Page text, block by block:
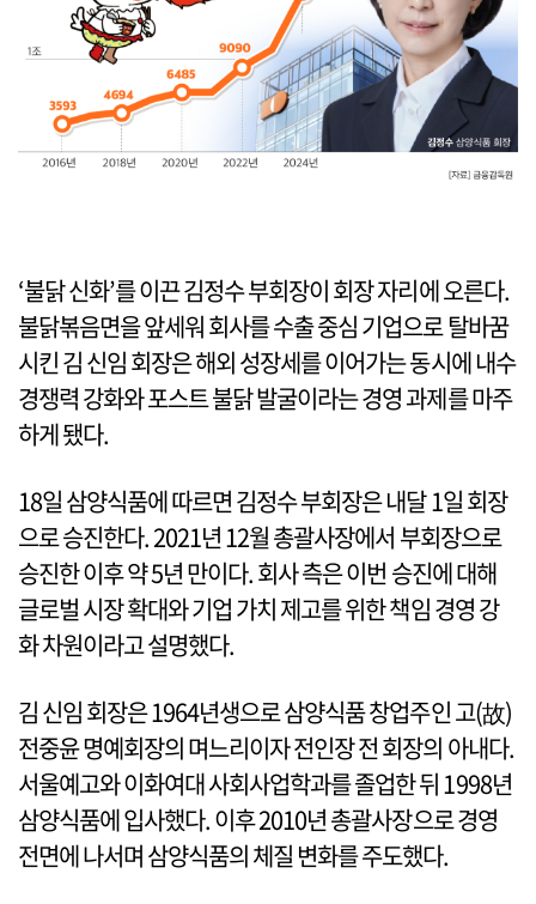
‘불닭 신화’를 이끈 김정수 부회장이 회장 자리에 오른다.
불닭볶음면을 앞세워 회사를 수출 중심 기업으로 탈바꿈
시킨 김 신임 회장은 해외 성장세를 이어가는 동시에 내수
경쟁력 강화와 포스트 불닭 발굴이라는 경영 과제를 마주
하게 됐다.
18일 삼양식품에 따르면 김정수 부회장은 내달 1일 회장
으로 승진한다. 2021년 12월 총괄사장에서 부회장으로
승진한 이후 약 5년 만이다. 회사 측은 이번 승진에 대해
글로벌 시장 확대와 기업 가치 제고를 위한 책임 경영 강
화 차원이라고 설명했다.
김 신임 회장은 1964년생으로 삼양식품 창업주인 고(故)
전중윤 명예회장의 며느리이자 전인장 전 회장의 아내다.
서울예고와 이화여대 사회사업학과를 졸업한 뒤 1998년
삼양식품에 입사했다. 이후 2010년 총괄사장으로 경영
전면에 나서며 삼양식품의 체질 변화를 주도했다.